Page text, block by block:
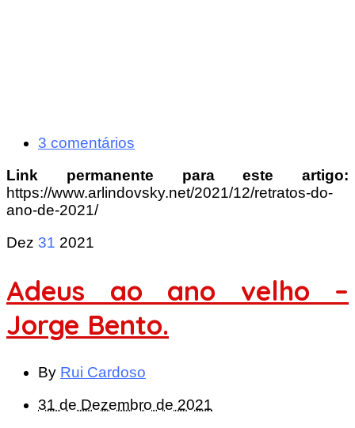
3 comentários
Link permanente para este artigo:
https://www.arlindovsky.net/2021/12/retratos-do-
ano-de-2021/
Dez 31 2021
Adeus ao ano velho –
Jorge Bento.
By Rui Cardoso
31 de Dezembro de 2021